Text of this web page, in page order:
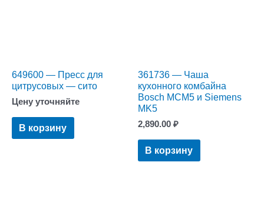
649600 — Пресс для
цитрусовых — сито
Цену уточняйте
В корзину
361736 — Чаша
кухонного комбайна
Bosch MCM5 и Siemens
MK5
2,890.00 ₽
В корзину